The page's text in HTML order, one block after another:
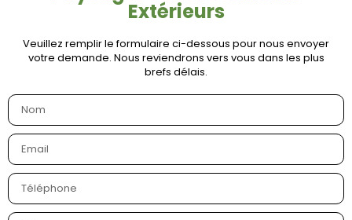
Extérieurs
Veuillez remplir le formulaire ci-dessous pour nous envoyer
votre demande. Nous reviendrons vers vous dans les plus
brefs délais.